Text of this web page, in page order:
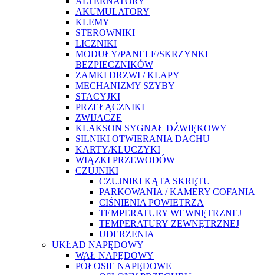
AKUMULATORY
KLEMY
STEROWNIKI
LICZNIKI
MODUŁY/PANELE/SKRZYNKI
BEZPIECZNIKÓW
ZAMKI DRZWI / KLAPY
MECHANIZMY SZYBY
STACYJKI
PRZEŁĄCZNIKI
ZWIJACZE
KLAKSON SYGNAŁ DŹWIĘKOWY
SILNIKI OTWIERANIA DACHU
KARTY/KLUCZYKI
WIĄZKI PRZEWODÓW
CZUJNIKI
CZUJNIKI KĄTA SKRĘTU
PARKOWANIA / KAMERY COFANIA
CIŚNIENIA POWIETRZA
TEMPERATURY WEWNĘTRZNEJ
TEMPERATURY ZEWNĘTRZNEJ
UDERZENIA
UKŁAD NAPĘDOWY
WAŁ NAPĘDOWY
PÓŁOSIE NAPĘDOWE